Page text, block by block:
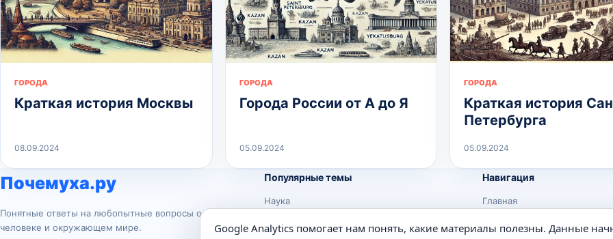
ГОРОДА
Краткая история Москвы
08.09.2024
ГОРОДА
Города России от А до Я
05.09.2024
ГОРОДА
Краткая история
Петербурга
05.09.2024
Почемуха.ру
Понятные ответы на любопытные вопросы о
человеке и окружающем мире.
Популярные темы
Наука
Навигация
Главная
Google Analytics помогает нам понять, какие материалы полезны. Данные